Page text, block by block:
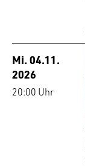
Mi. 04.11.
2026
20:00 Uhr